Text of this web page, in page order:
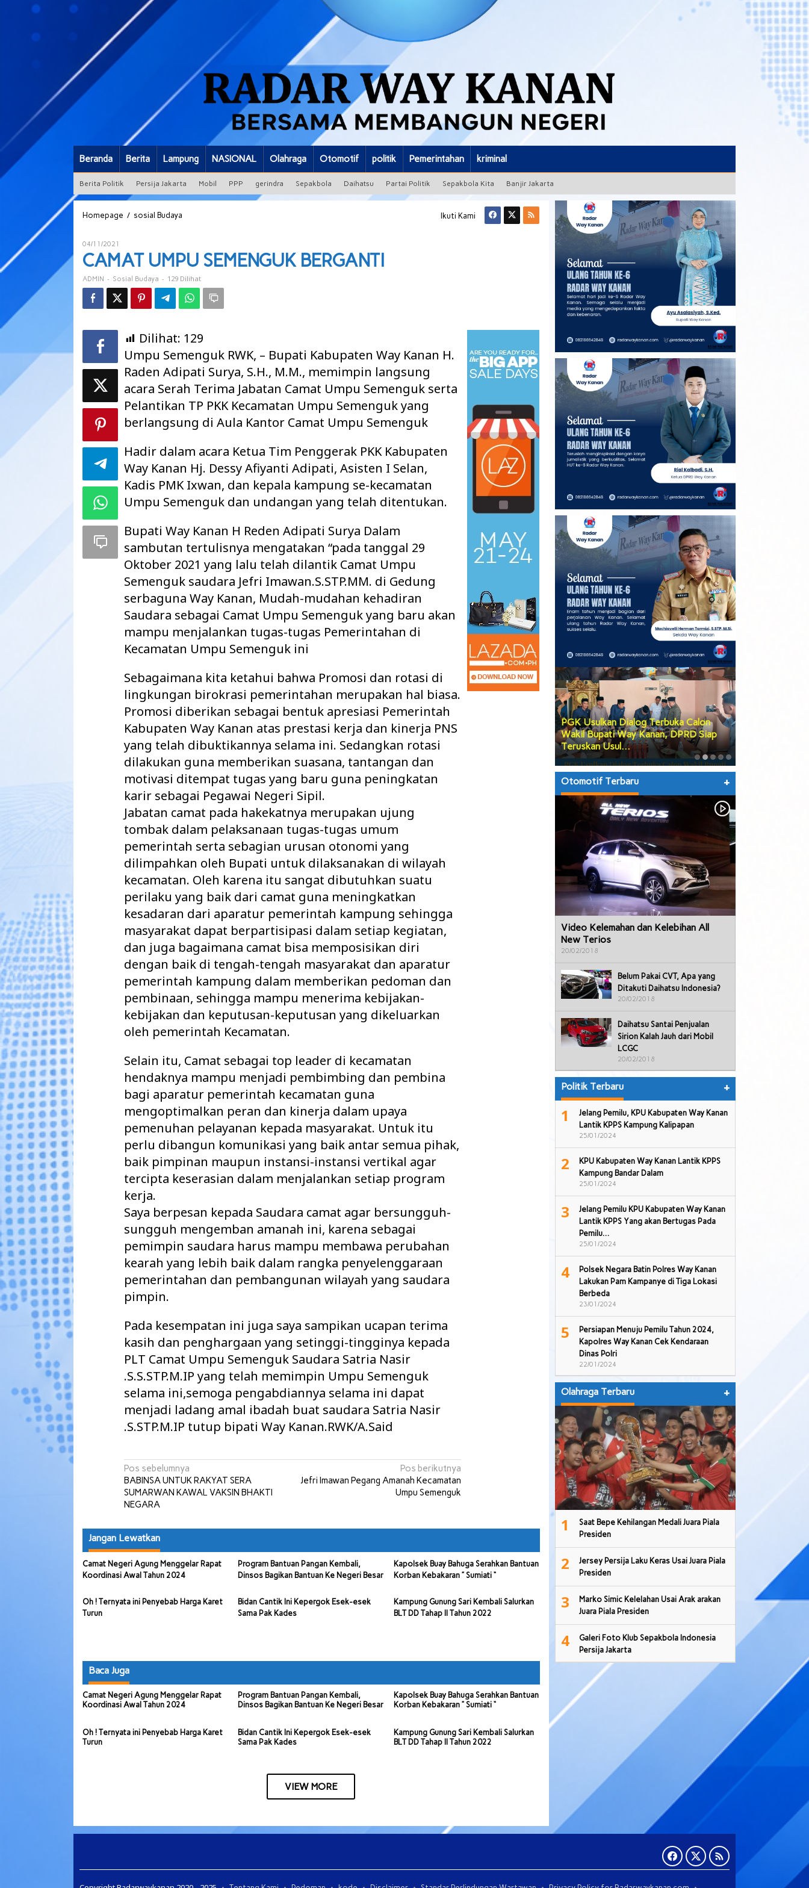
Beranda Berita Lampung NASIONAL Olahraga Otomotif politik Pemerintahan kriminal
Berita Politik Persija Jakarta Mobil PPP gerindra Sepakbola Daihatsu Partai Politik Sepakbola Kita Banjir Jakarta
Homepage / sosial Budaya Ikuti Kami
04/11/2021
ADMIN
CAMAT UMPU SEMENGUK BERGANTI
ADMIN - Sosial Budaya - 129 Dilihat
Dilihat: 129
Umpu Semenguk RWK, – Bupati Kabupaten Way Kanan H.
Raden Adipati Surya, S.H., M.M., memimpin langsung
acara Serah Terima Jabatan Camat Umpu Semenguk serta
Pelantikan TP PKK Kecamatan Umpu Semenguk yang
berlangsung di Aula Kantor Camat Umpu Semenguk
Hadir dalam acara Ketua Tim Penggerak PKK Kabupaten
Way Kanan Hj. Dessy Afiyanti Adipati, Asisten I Selan,
Kadis PMK Ixwan, dan kepala kampung se-kecamatan
Umpu Semenguk dan undangan yang telah ditentukan.
Bupati Way Kanan H Reden Adipati Surya Dalam
sambutan tertulisnya mengatakan “pada tanggal 29
Oktober 2021 yang lalu telah dilantik Camat Umpu
Semenguk saudara Jefri Imawan.S.STP.MM. di Gedung
serbaguna Way Kanan, Mudah-mudahan kehadiran
Saudara sebagai Camat Umpu Semenguk yang baru akan
mampu menjalankan tugas-tugas Pemerintahan di
Kecamatan Umpu Semenguk ini
Sebagaimana kita ketahui bahwa Promosi dan rotasi di
lingkungan birokrasi pemerintahan merupakan hal biasa.
Promosi diberikan sebagai bentuk apresiasi Pemerintah
Kabupaten Way Kanan atas prestasi kerja dan kinerja PNS
yang telah dibuktikannya selama ini. Sedangkan rotasi
dilakukan guna memberikan suasana, tantangan dan
motivasi ditempat tugas yang baru guna peningkatan
karir sebagai Pegawai Negeri Sipil.
Jabatan camat pada hakekatnya merupakan ujung
tombak dalam pelaksanaan tugas-tugas umum
pemerintah serta sebagian urusan otonomi yang
dilimpahkan oleh Bupati untuk dilaksanakan di wilayah
kecamatan. Oleh karena itu sangat dibutuhkan suatu
perilaku yang baik dari camat guna meningkatkan
kesadaran dari aparatur pemerintah kampung sehingga
masyarakat dapat berpartisipasi dalam setiap kegiatan,
dan juga bagaimana camat bisa memposisikan diri
dengan baik di tengah-tengah masyarakat dan aparatur
pemerintah kampung dalam memberikan pedoman dan
pembinaan, sehingga mampu menerima kebijakan-
kebijakan dan keputusan-keputusan yang dikeluarkan
oleh pemerintah Kecamatan.
Selain itu, Camat sebagai top leader di kecamatan
hendaknya mampu menjadi pembimbing dan pembina
bagi aparatur pemerintah kecamatan guna
mengoptimalkan peran dan kinerja dalam upaya
pemenuhan pelayanan kepada masyarakat. Untuk itu
perlu dibangun komunikasi yang baik antar semua pihak,
baik pimpinan maupun instansi-instansi vertikal agar
tercipta keserasian dalam menjalankan setiap program
kerja.
Saya berpesan kepada Saudara camat agar bersungguh-
sungguh mengemban amanah ini, karena sebagai
pemimpin saudara harus mampu membawa perubahan
kearah yang lebih baik dalam rangka penyelenggaraan
pemerintahan dan pembangunan wilayah yang saudara
pimpin.
Pada kesempatan ini juga saya sampikan ucapan terima
kasih dan penghargaan yang setinggi-tingginya kepada
PLT Camat Umpu Semenguk Saudara Satria Nasir
.S.S.STP.M.IP yang telah memimpin Umpu Semenguk
selama ini,semoga pengabdiannya selama ini dapat
menjadi ladang amal ibadah buat saudara Satria Nasir
.S.STP.M.IP tutup bipati Way Kanan.RWK/A.Said
Navigasi
pos
Pos sebelumnya
BABINSA UNTUK RAKYAT SERA
SUMARWAN KAWAL VAKSIN BHAKTI
NEGARA
Pos berikutnya
Jefri Imawan Pegang Amanah Kecamatan
Umpu Semenguk
Jangan Lewatkan
Camat Negeri Agung Menggelar Rapat
Koordinasi Awal Tahun 2024
Program Bantuan Pangan Kembali,
Dinsos Bagikan Bantuan Ke Negeri Besar
Kapolsek Buay Bahuga Serahkan Bantuan
Korban Kebakaran ” Sumiati “
Oh ! Ternyata ini Penyebab Harga Karet
Turun
Bidan Cantik Ini Kepergok Esek-esek
Sama Pak Kades
Kampung Gunung Sari Kembali Salurkan
BLT DD Tahap II Tahun 2022
Baca Juga
Camat Negeri Agung Menggelar Rapat
Koordinasi Awal Tahun 2024
Program Bantuan Pangan Kembali,
Dinsos Bagikan Bantuan Ke Negeri Besar
Kapolsek Buay Bahuga Serahkan Bantuan
Korban Kebakaran ” Sumiati “
Oh ! Ternyata ini Penyebab Harga Karet
Turun
Bidan Cantik Ini Kepergok Esek-esek
Sama Pak Kades
Kampung Gunung Sari Kembali Salurkan
BLT DD Tahap II Tahun 2022
VIEW MORE
Maharatu Soroti Ruang Kelas Rusak
hingga Pustu Tak Layak, Minta Pemkab
Way Kanan…
Pisah Sambut Kapolres Way Kanan,
AKBP Didik Berpamitan, AKBP
Ramadhona Siap Lanj…
PGK Usulkan Dialog Terbuka Calon
Wakil Bupati Way Kanan, DPRD Siap
Teruskan Usul…
Otomotif Terbaru +
Video Kelemahan dan Kelebihan All
New Terios
20/02/2018
Belum Pakai CVT, Apa yang
Ditakuti Daihatsu Indonesia?
20/02/2018
Daihatsu Santai Penjualan
Sirion Kalah Jauh dari Mobil
LCGC
20/02/2018
Politik Terbaru +
1
Jelang Pemilu, KPU Kabupaten Way Kanan
Lantik KPPS Kampung Kalipapan
25/01/2024
2
KPU Kabupaten Way Kanan Lantik KPPS
Kampung Bandar Dalam
25/01/2024
3
Jelang Pemilu KPU Kabupaten Way Kanan
Lantik KPPS Yang akan Bertugas Pada
Pemilu…
25/01/2024
4
Polsek Negara Batin Polres Way Kanan
Lakukan Pam Kampanye di Tiga Lokasi
Berbeda
23/01/2024
5
Persiapan Menuju Pemilu Tahun 2024,
Kapolres Way Kanan Cek Kendaraan
Dinas Polri
22/01/2024
Olahraga Terbaru +
1
Saat Bepe Kehilangan Medali Juara Piala
Presiden
2
Jersey Persija Laku Keras Usai Juara Piala
Presiden
3
Marko Simic Kelelahan Usai Arak arakan
Juara Piala Presiden
4
Galeri Foto Klub Sepakbola Indonesia
Persija Jakarta